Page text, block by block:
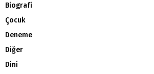
Biografi
Çocuk
Deneme
Diğer
Dini